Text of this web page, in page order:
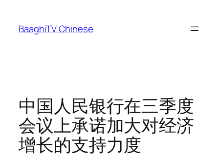
content
BaaghiTV Chinese
中国人民银行在三季度
会议上承诺加大对经济
增长的支持力度